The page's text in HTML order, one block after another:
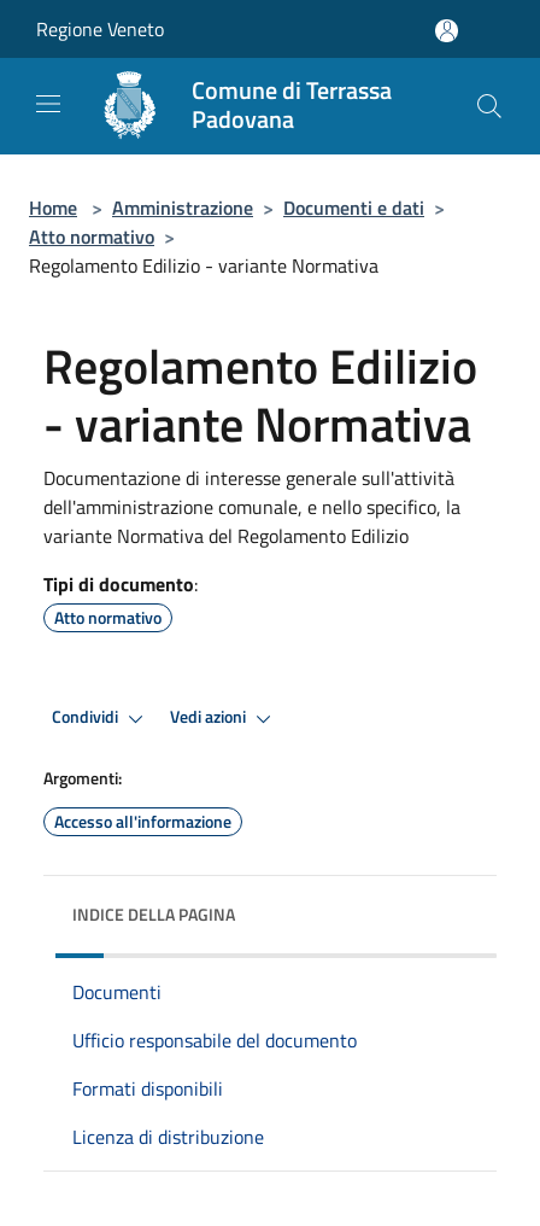
Regione Veneto
Comune di Terrassa
Padovana
Home > Amministrazione > Documenti e dati >
Atto normativo >
Regolamento Edilizio - variante Normativa
Regolamento Edilizio
- variante Normativa
Documentazione di interesse generale sull'attività
dell'amministrazione comunale, e nello specifico, la
variante Normativa del Regolamento Edilizio
Tipi di documento:
Atto normativo
Condividi Vedi azioni
Argomenti:
Accesso all'informazione
INDICE DELLA PAGINA
Documenti
Ufficio responsabile del documento
Formati disponibili
Licenza di distribuzione